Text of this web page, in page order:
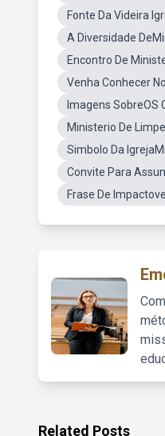
Fonte Da Videira
A Diversidade
Encontro De
Venha Conhecer
Imagens SobreOS
Ministerio De
Simbolo Da
Convite Para
Frase De
Related Posts